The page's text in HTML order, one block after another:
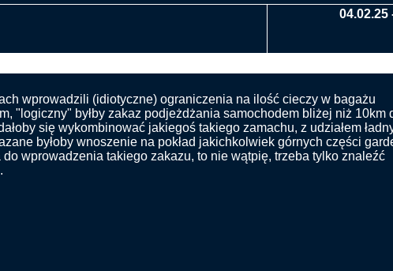
04.02.25
wprowadzili (idiotyczne) ograniczenia na ilość cieczy w bagażu
"logiczny" byłby zakaz podjeżdżania samochodem bliżej niż 10km
się wykombinować jakiegoś takiego zamachu, z udziałem
byłoby wnoszenie na pokład jakichkolwiek górnych części
do wprowadzenia takiego zakazu, to nie wątpię, trzeba tylko znaleźć